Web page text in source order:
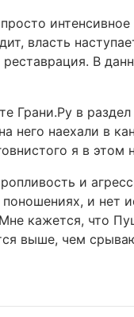
власть
В
Грани.Ру в раздел
него наехали в
я в этом
и
и нет
кажется, что
выше, чем